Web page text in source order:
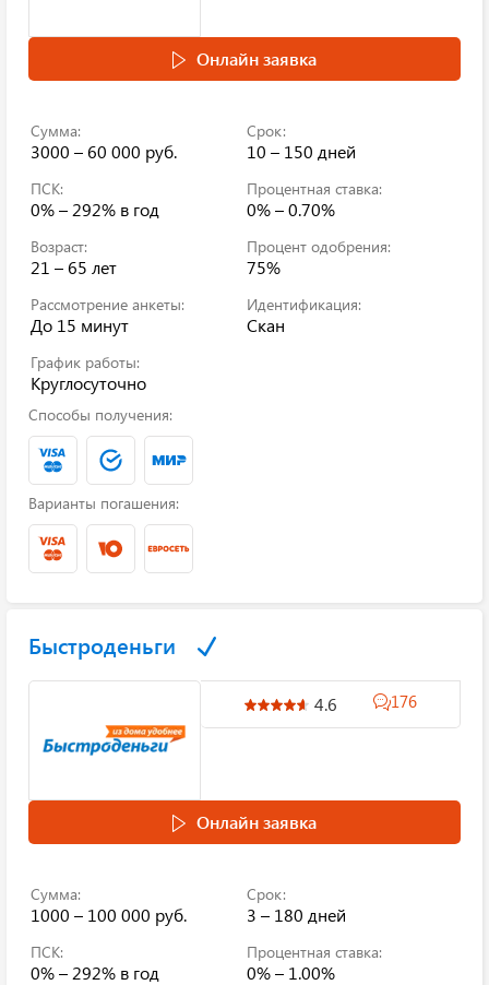
Онлайн заявка
Сумма:
3000 – 60 000 руб.
Срок:
10 – 150 дней
ПСК:
0% – 292% в год
Процентная ставка:
0% – 0.70%
Возраст:
21 – 65 лет
Процент одобрения:
75%
Рассмотрение анкеты:
До 15 минут
Идентификация:
Скан
График работы:
Круглосуточно
Способы получения:
Варианты погашения:
Быстроденьги
4.6 176
Онлайн заявка
Сумма:
1000 – 100 000 руб.
Срок:
3 – 180 дней
ПСК:
0% – 292% в год
Процентная ставка:
0% – 1.00%